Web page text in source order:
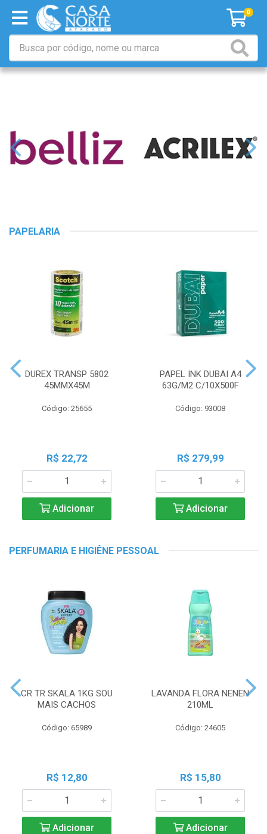
0
PAPELARIA
DUREX TRANSP 5802
45MMX45M
Código: 25655
R$ 22,72
Adicionar
PAPEL INK DUBAI A4
63G/M2 C/10X500F
Código: 93008
R$ 279,99
Adicionar
PERFUMARIA E HIGIÊNE PESSOAL
CR TR SKALA 1KG SOU
MAIS CACHOS
Código: 65989
R$ 12,80
Adicionar
LAVANDA FLORA NENEN
210ML
Código: 24605
R$ 15,80
Adicionar